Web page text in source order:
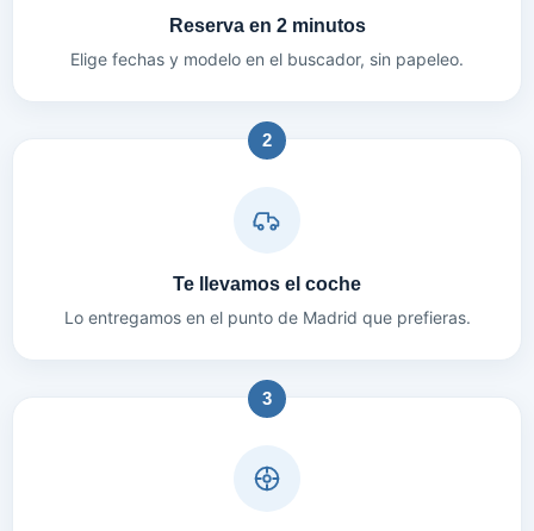
Reserva en 2 minutos
Elige fechas y modelo en el buscador, sin papeleo.
2
Te llevamos el coche
Lo entregamos en el punto de Madrid que prefieras.
3